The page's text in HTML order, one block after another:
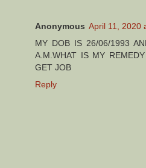
Anonymous April 11, 2020
MY DOB IS 26/06/1993
A.M.WHAT IS MY
GET JOB
Reply